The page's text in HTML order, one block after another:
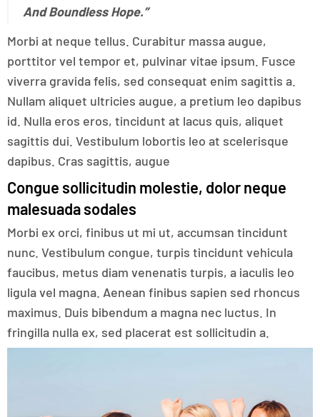
And Boundless Hope.”
Morbi at neque tellus. Curabitur massa augue,
porttitor vel tempor et, pulvinar vitae ipsum. Fusce
viverra gravida felis, sed consequat enim sagittis a.
Nullam aliquet ultricies augue, a pretium leo dapibus
id. Nulla eros eros, tincidunt at lacus quis, aliquet
sagittis dui. Vestibulum lobortis leo at scelerisque
dapibus. Cras sagittis, augue
Congue sollicitudin molestie, dolor neque
malesuada sodales
Morbi ex orci, finibus ut mi ut, accumsan tincidunt
nunc. Vestibulum congue, turpis tincidunt vehicula
faucibus, metus diam venenatis turpis, a iaculis leo
ligula vel magna. Aenean finibus sapien sed rhoncus
maximus. Duis bibendum a magna nec luctus. In
fringilla nulla ex, sed placerat est sollicitudin a.